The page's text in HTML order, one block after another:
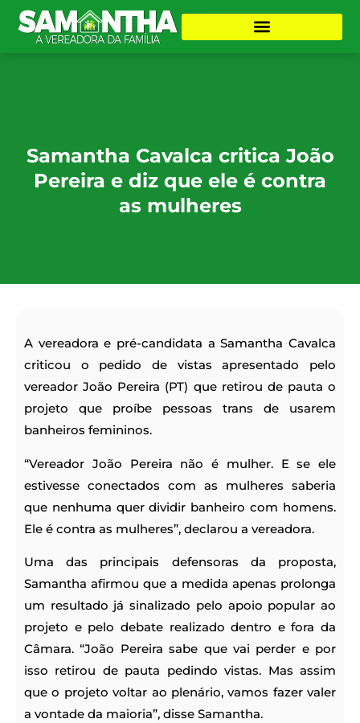
Samantha Cavalca critica João
Pereira e diz que ele é contra
as mulheres
A vereadora e pré-candidata a Samantha Cavalca
criticou o pedido de vistas apresentado pelo
vereador João Pereira (PT) que retirou de pauta o
projeto que proíbe pessoas trans de usarem
banheiros femininos.
“Vereador João Pereira não é mulher. E se ele
estivesse conectados com as mulheres saberia
que nenhuma quer dividir banheiro com homens.
Ele é contra as mulheres”, declarou a vereadora.
Uma das principais defensoras da proposta,
Samantha afirmou que a medida apenas prolonga
um resultado já sinalizado pelo apoio popular ao
projeto e pelo debate realizado dentro e fora da
Câmara. “João Pereira sabe que vai perder e por
isso retirou de pauta pedindo vistas. Mas assim
que o projeto voltar ao plenário, vamos fazer valer
a vontade da maioria”, disse Samantha.